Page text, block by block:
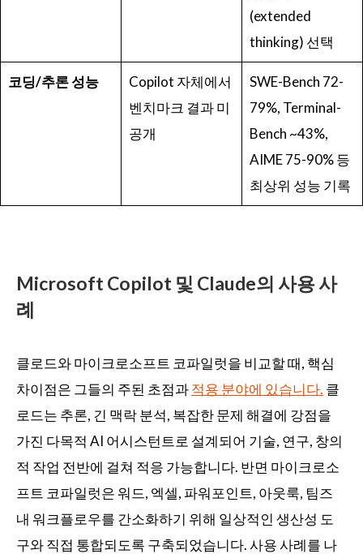
(extended
thinking) 선택
코딩/추론성능
Copilot 자체에서
벤치마크 결과 미
공개
SWE-Bench 72-
79%, Terminal-
Bench ~43%,
AIME 75-90% 등
최상위 성능 기록
Microsoft Copilot 및 Claude의 사용 사
례
클로드와 마이크로소프트 코파일럿을 비교할 때, 핵심
차이점은 그들의 주된 초점과적용 분야에 있습니다. 클
로드는 추론, 긴 맥락 분석, 복잡한 문제 해결에 강점을
가진 다목적 AI 어시스턴트로 설계되어 기술, 연구, 창의
적 작업 전반에 걸쳐 적응 가능합니다. 반면 마이크로소
프트 코파일럿은 워드, 엑셀, 파워포인트, 아웃룩, 팀즈
내 워크플로우를 간소화하기 위해 일상적인 생산성 도
구와 직접 통합되도록 구축되었습니다. 사용 사례를 나